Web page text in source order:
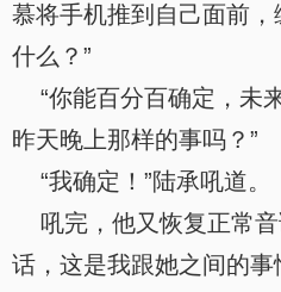
慕将手机推到自己面前，
什么？”
“你能百分百确定，未
昨天晚上那样的事吗？”
“我确定！”陆承吼道。
吼完，他又恢复正常音
话，这是我跟她之间的事